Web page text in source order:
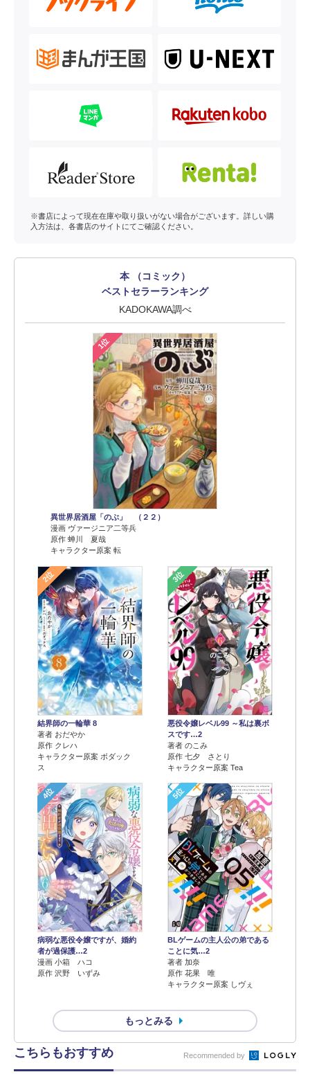
※書店によって現在在庫や取り扱いがない場合がございます。詳しい購
入方法は、各書店のサイトにてご確認ください。
本 （コミック）
ベストセラーランキング
KADOKAWA調べ
1位
異世界居酒屋「のぶ」 （２２）
漫画 ヴァージニア二等兵
原作 蝉川 夏哉
キャラクター原案 転
2位
結界師の一輪華 8
著者 おだやか
原作 クレハ
キャラクター原案 ボダック
ス
3位
悪役令嬢レベル99 ～私は裏ボ
スです…2
著者 のこみ
原作 七夕 さとり
キャラクター原案 Tea
4位
病弱な悪役令嬢ですが、婚約
者が過保護…2
漫画 小箱 ハコ
原作 沢野 いずみ
5位
BLゲームの主人公の弟である
ことに気…2
著者 加奈
原作 花果 唯
キャラクター原案 しヴぇ
もっとみる
こちらもおすすめ Recommended by